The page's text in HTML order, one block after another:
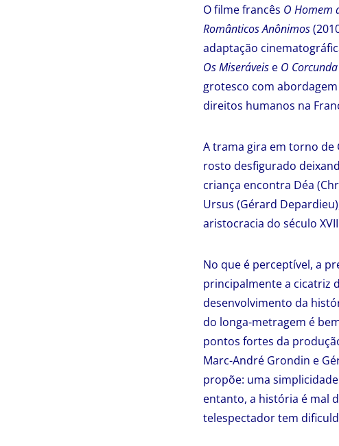
O filme francês O Homem
Românticos Anônimos
adaptação
Os Miseráveis e O
grotesco com
direitos humanos na
A trama gira em torno de
rosto desfigurado
criança encontra Déa
Ursus (Gérard
aristocracia do século
No que é perceptível, a
principalmente a cicatriz
desenvolvimento da
do longa-metragem é
pontos fortes da
Marc-André Grondin e
propõe: uma
entanto, a história é mal
telespectador tem